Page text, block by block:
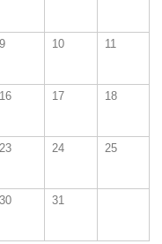
9 10 11
16 17 18
23 24 25
30 31